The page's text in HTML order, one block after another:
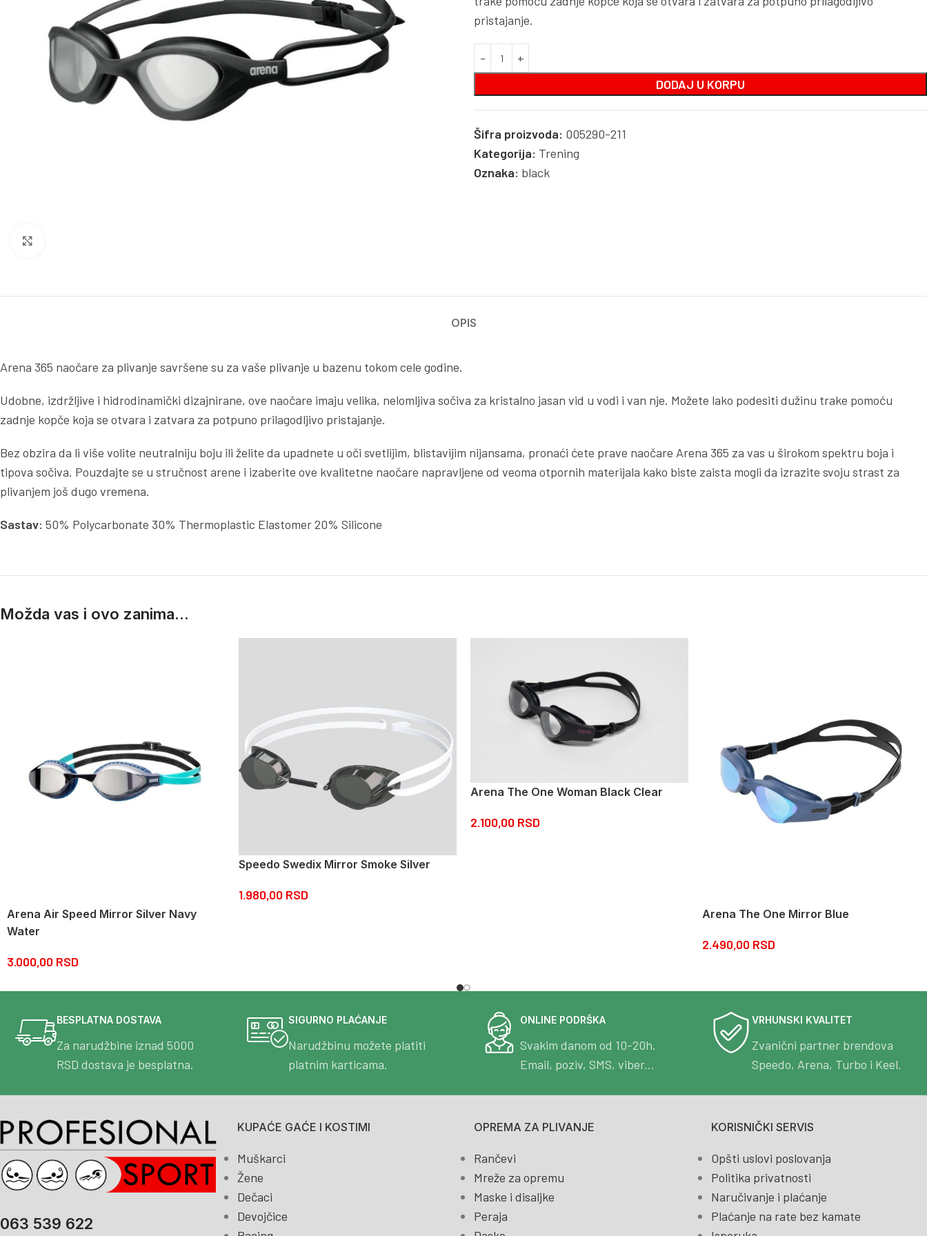
pristajanje.
DODAJ U KORPU
Šifra proizvoda: 005290-211
Kategorija: Trening
Oznaka: black
OPIS
Arena 365 naočare za plivanje savršene su za vaše plivanje u bazenu tokom cele godine.
Udobne, izdržljive i hidrodinamički dizajnirane, ove naočare imaju velika, nelomljiva sočiva za kristalno jasan vid u vodi i van nje. Možete lako podesiti dužinu trake pomoću
zadnje kopče koja se otvara i zatvara za potpuno prilagodljivo pristajanje.
Bez obzira da li više volite neutralniju boju ili želite da upadnete u oči svetlijim, blistavijim nijansama, pronaći ćete prave naočare Arena 365 za vas u širokom spektru boja i
tipova sočiva. Pouzdajte se u stručnost arene i izaberite ove kvalitetne naočare napravljene od veoma otpornih materijala kako biste zaista mogli da izrazite svoju strast za
plivanjem još dugo vremena.
Sastav: 50% Polycarbonate 30% Thermoplastic Elastomer 20% Silicone
Možda vas i ovo zanima...
Arena Air Speed Mirror Silver Navy
Water
3.000,00 RSD
Speedo Swedix Mirror Smoke Silver
1.980,00 RSD
Arena The One Woman Black Clear
2.100,00 RSD
Arena The One Mirror Blue
2.490,00 RSD
BESPLATNA DOSTAVA
Za narudžbine iznad 5000
RSD dostava je besplatna.
SIGURNO PLAĆANJE
Narudžbinu možete platiti
platnim karticama.
ONLINE PODRŠKA
Svakim danom od 10-20h.
Email, poziv, SMS, viber...
VRHUNSKI KVALITET
Zvanični partner brendova
Speedo, Arena, Turbo i Keel.
063 539 622
KUPAĆE GAĆE I KOSTIMI
Muškarci
Žene
Dečaci
Devojčice
OPREMA ZA PLIVANJE
Rančevi
Mreže za opremu
Maske i disaljke
Peraja
KORISNIČKI SERVIS
Opšti uslovi poslovanja
Politika privatnosti
Naručivanje i plaćanje
Plaćanje na rate bez kamate